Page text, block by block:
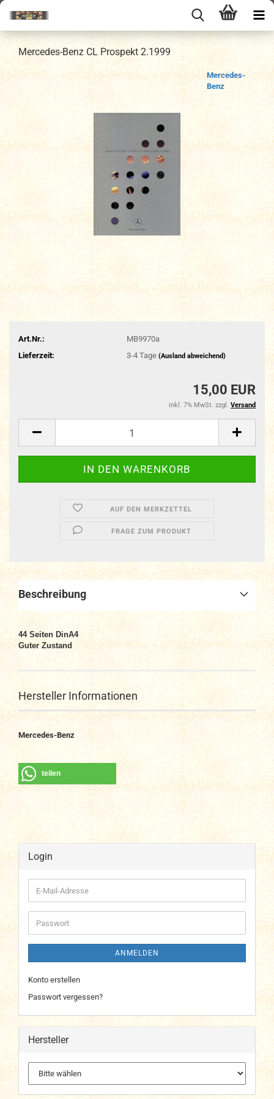
Mercedes-Benz CL Prospekt 2.1999
Mercedes-
Benz
Art.Nr.:
MB9970a
Lieferzeit:
3-4 Tage (Ausland abweichend)
15,00 EUR
inkl. 7% MwSt. zzgl. Versand
AUF DEN MERKZETTEL
FRAGE ZUM PRODUKT
Beschreibung
44 Seiten DinA4
Guter Zustand
Hersteller Informationen
Mercedes-Benz
teilen
Login
E-
Mail-
Adresse
Passwort
ANMELDEN
Konto erstellen
Passwort vergessen?
Hersteller